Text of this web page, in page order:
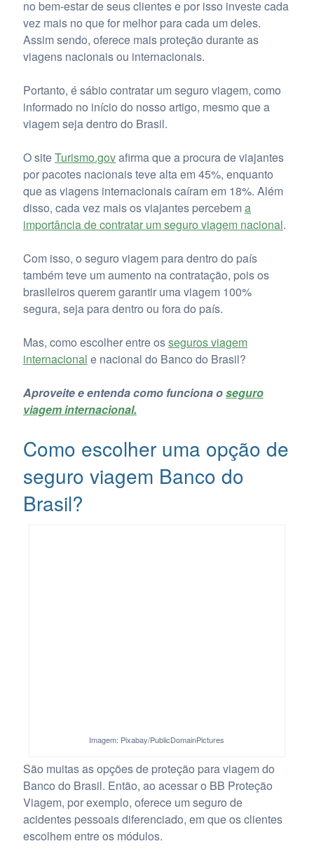
no bem-estar de seus clientes e por isso investe cada
vez mais no que for melhor para cada um deles.
Assim sendo, oferece mais proteção durante as
viagens nacionais ou internacionais.
Portanto, é sábio contratar um seguro viagem, como
informado no início do nosso artigo, mesmo que a
viagem seja dentro do Brasil.
O siteTurismo.govafirma que a procura de viajantes
por pacotes nacionais teve alta em 45%, enquanto
que as viagens internacionais caíram em 18%. Além
disso, cada vez mais os viajantes percebema
importância de contratar um seguro viagem nacional.
Com isso, o seguro viagem para dentro do país
também teve um aumento na contratação, pois os
brasileiros querem garantir uma viagem 100%
segura, seja para dentro ou fora do país.
Mas, como escolher entre osseguros viagem
internacional e nacional do Banco do Brasil?
Aproveite e entenda como funciona oseguro
viagem internacional.
Como escolher uma opção de
seguro viagem Banco do
Brasil?
Imagem: Pixabay/PublicDomainPictures
São muitas as opções de proteção para viagem do
Banco do Brasil. Então, ao acessar o BB Proteção
Viagem, por exemplo, oferece um seguro de
acidentes pessoais diferenciado, em que os clientes
escolhem entre os módulos.